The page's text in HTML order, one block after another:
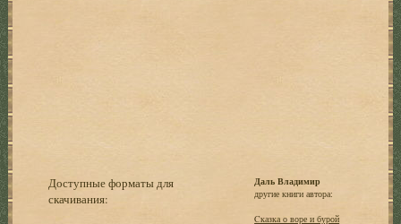
Доступные форматы для
скачивания:
Даль Владимир
другие книги автора:
Cказка о воре и бурой